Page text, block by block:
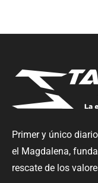
Primer y único
el Magdalena,
rescate de los